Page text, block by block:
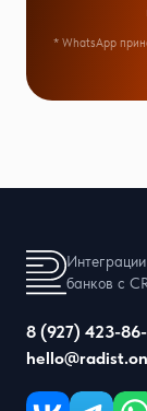
* WhatsApp
банков с
8 (927) 423-